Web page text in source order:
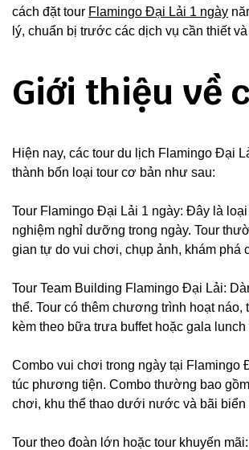
cách đặt tour Flamingo Đại Lải 1 ngày
lý, chuẩn bị trước các dịch vụ cần thiết
Giới thiệu về
Hiện nay, các tour du lịch Flamingo Đại
thành bốn loại tour cơ bản như sau:
Tour Flamingo Đại Lải 1 ngày: Đây là
nghiệm nghỉ dưỡng trong ngày. Tour
gian tự do vui chơi, chụp ảnh, khám phá
Tour Team Building Flamingo Đại Lải:
thể. Tour có thêm chương trình hoạt
kèm theo bữa trưa buffet hoặc gala lunch
Combo vui chơi trong ngày tại Flamingo
túc phương tiện. Combo thường bao
chơi, khu thể thao dưới nước và bãi biển
Tour theo đoàn lớn hoặc tour khuyến